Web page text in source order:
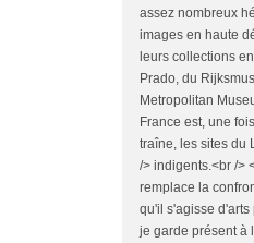
assez nombreux
images en haute
leurs collections
Prado, du
Metropolitan
France est, une
traîne, les sites du
/> indigents.<br />
remplace la
qu'il s'agisse
je garde présent à